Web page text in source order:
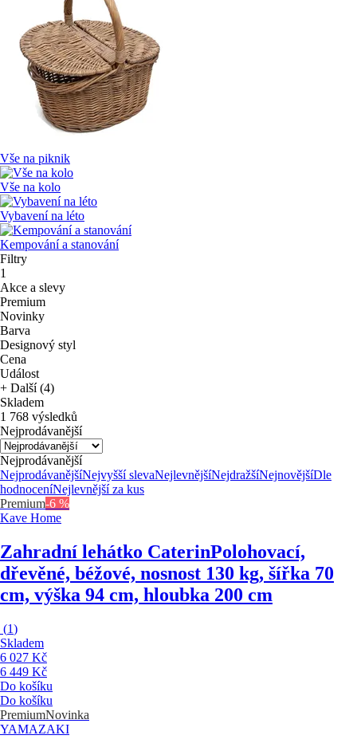
Vše na piknik
Vše na kolo
Vybavení na léto
Kempování a stanování
Filtry
1
Akce a slevy
Premium
Novinky
Barva
Designový styl
Cena
Událost
+ Další (4)
Skladem
1 768 výsledků
Nejprodávanější
Nejprodávanější
NejprodávanějšíNejvyšší slevaNejlevnějšíNejdražšíNejnovějšíDle
hodnoceníNejlevnější za kus
Premium-6 %
Kave Home
Zahradní lehátko CaterinPolohovací,
dřevěné, béžové, nosnost 130 kg, šířka 70
cm, výška 94 cm, hloubka 200 cm
(1)
Skladem
6 027 Kč
6 449 Kč
Do košíku
Do košíku
PremiumNovinka
YAMAZAKI